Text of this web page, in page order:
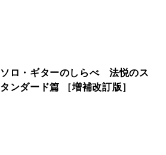
ソロ・ギターのしらべ 法悦のス
タンダード篇 ［増補改訂版］